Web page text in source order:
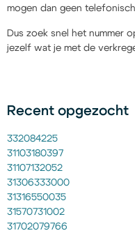
mogen dan geen
Dus zoek snel het nummer
jezelf wat je met de
Recent opgezocht
332084225
31103180397
31107132052
31306333000
31316550035
31570731002
31702079766